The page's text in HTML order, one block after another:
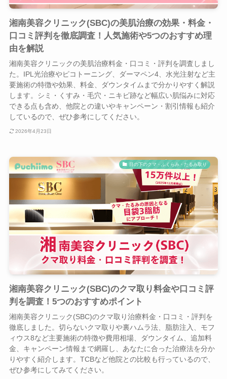
湘南美容クリニック(SBC)の美肌治療の効果・料金・
口コミ評判を徹底調査！人気施術や5つのおすすめ理
由を解説
湘南美容クリニックの美肌治療料金・口コミ・評判を調査しまし
た。IPL光治療やピコトーニング、ダーマペン4、水光注射など主
要施術の特徴や効果、料金、ダウンタイムまで分かりやすく解説
します。シミ・くすみ・毛穴・ニキビ跡など幅広い肌悩みに対応
できる点も含め、他院との違いやキャンペーン・割引情報も紹介
しているので、ぜひ参考にしてください。
2026年4月23日
目の下のクマ・ふくらみ・たるみ取り
湘南美容クリニック(SBC)のクマ取り料金や口コミ評
判を調査！5つのおすすめポイント
湘南美容クリニック(SBC)のクマ取り治療料金・口コミ・評判を
徹底しました。切らないクマ取りや裏ハムラ法、脂肪注入、モフ
ィウス8など主要施術の特徴や費用相場、ダウンタイム、追加料
金、キャンペーン情報まで網羅し、あなたに合った治療法を分か
りやすく紹介します。TCBなど他院との比較も行っているので、
ぜひ参考にしてみてください。